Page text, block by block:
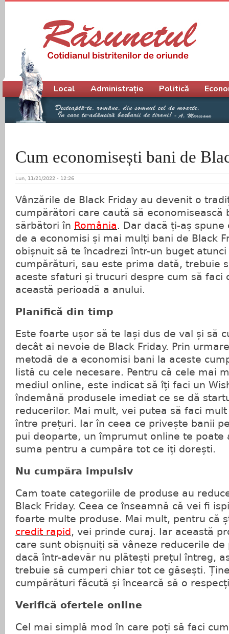
Cum economisești bani de
Lun, 11/21/2022 - 12:26
Vânzările de Black Friday au devenit o
cumpărători care caută să economisească
sărbători în România. Dar dacă ți-aș
de a economisi și mai mulți bani de Black
obișnuit să te încadrezi într-un buget
cumpărături, sau este prima dată, trebuie
aceste sfaturi și trucuri despre cum să faci
această perioadă a anului.
Planifică din timp
Este foarte ușor să te lași dus de val și să
decât ai nevoie de Black Friday. Prin
metodă de a economisi bani la aceste
listă cu cele necesare. Pentru că cele mai
mediul online, este indicat să îți faci un
îndemână produsele imediat ce se dă
reducerilor. Mai mult, vei putea să faci
între prețuri. Iar în ceea ce privește banii
pui deoparte, un împrumut online te poate
suma pentru a cumpăra tot ce iți dorești.
Nu cumpăra impulsiv
Cam toate categoriile de produse au
Black Friday. Ceea ce înseamnă că vei fi
foarte multe produse. Mai mult, pentru că
credit rapid , vei prinde curaj. Iar această
care sunt obișnuiți să vâneze reducerile
dacă într-adevăr nu plătești prețul întreg,
trebuie să cumperi chiar tot ce găsești.
cumpărături făcută și încearcă să o
Verifică ofertele online
Cel mai simplă mod în care poți să faci
Meniu principal
Local Administrație Politică